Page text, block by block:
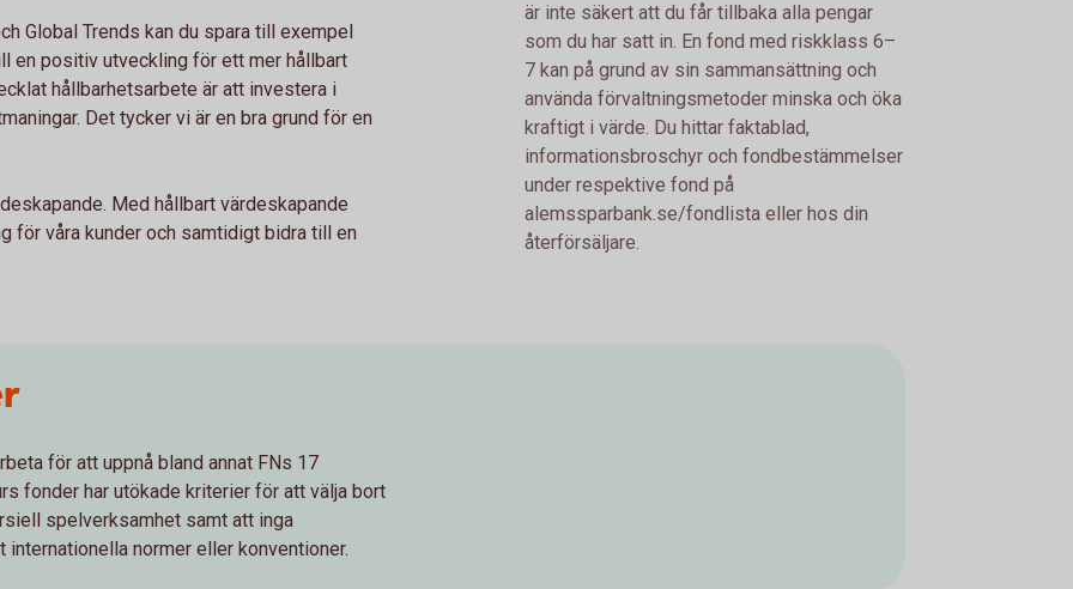
Global Trends kan du spara till exempel
en positiv utveckling för ett mer hållbart
hållbarhetsarbete är att investera i
Det tycker vi är en bra grund för en
Med hållbart värdeskapande
för våra kunder och samtidigt bidra till en
är inte säkert att du får tillbaka alla pengar
som du har satt in. En fond med riskklass 6–
7 kan på grund av sin sammansättning och
använda förvaltningsmetoder minska och öka
kraftigt i värde. Du hittar faktablad,
informationsbroschyr och fondbestämmelser
under respektive fond på
alemssparbank.se/fondlista eller hos din
återförsäljare.
för att uppnå bland annat FNs 17
fonder har utökade kriterier för att välja bort
spelverksamhet samt att inga
normer eller konventioner.